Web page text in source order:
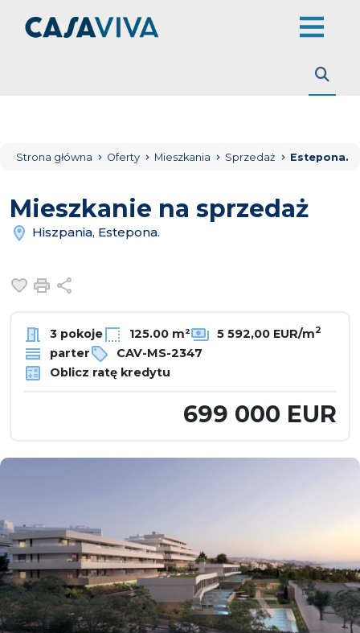
Strona główna Oferty Mieszkania Sprzedaż Estepona.
Mieszkanie na sprzedaż
Hiszpania, Estepona.
Dodaj do ulubionych
Drukuj
3 pokoje 125.00 m² 5 592,00 EUR/m2
parter
CAV-MS-2347
Oblicz ratę kredytu
699 000 EUR